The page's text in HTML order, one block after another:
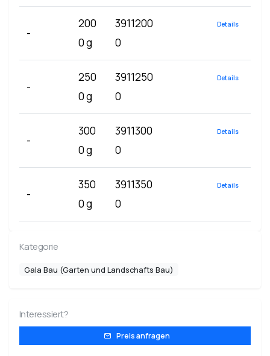
-
200
0 g
3911200
0
Details
-
250
0 g
3911250
0
Details
-
300
0 g
3911300
0
Details
-
350
0 g
3911350
0
Details
Kategorie
Gala Bau (Garten und Landschafts Bau)
Interessiert?
Preis anfragen